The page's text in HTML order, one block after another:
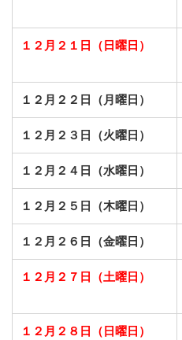
１２月２１日（日曜日）
１２月２２日（月曜日）
１２月２３日（火曜日）
１２月２４日（水曜日）
１２月２５日（木曜日）
１２月２６日（金曜日）
１２月２７日（土曜日）
１２月２８日（日曜日）